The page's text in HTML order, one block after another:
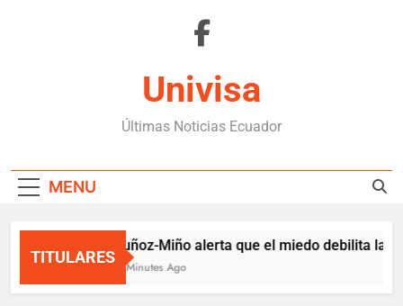
Univisa
Últimas Noticias Ecuador
MENU
TITULARES
Muñoz-Miño alerta que el miedo debilita la
59 Minutes Ago